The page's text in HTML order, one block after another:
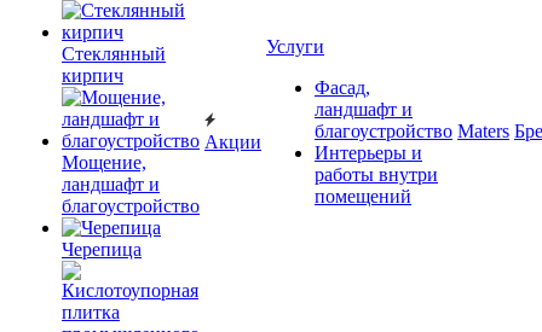
Cтеклянный
кирпич
Мощение,
ландшафт и
благоустройство
Черепица
Акции
Услуги
Фасад,
ландшафт и
благоустройство
Интерьеры и
работы внутри
помещений
Maters